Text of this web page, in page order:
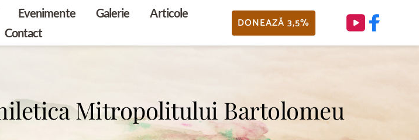
Evenimente Galerie
Articole
Contact
DONEAZĂ 3,5%
Mitropolitului Bartolomeu